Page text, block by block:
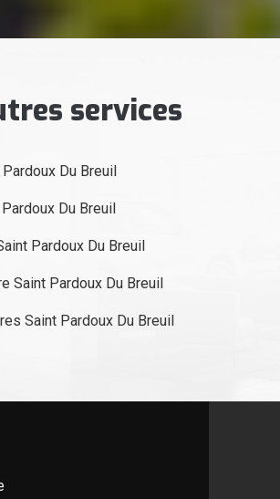
services
Du Breuil
Du Breuil
Pardoux Du Breuil
Saint Pardoux Du Breuil
Saint Pardoux Du Breuil